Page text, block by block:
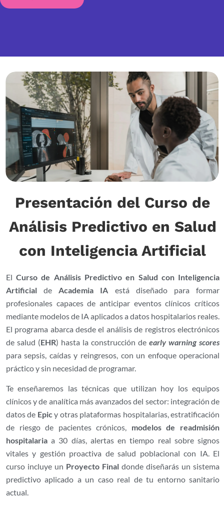
Presentación del Curso de
Análisis Predictivo en Salud
con Inteligencia Artificial
ElCurso de Análisis Predictivo en Salud con Inteligencia
Artificialde Academia IA está diseñado para formar
profesionales capaces de anticipar eventos clínicos críticos
mediante modelos de IA aplicados a datos hospitalarios reales.
El programa abarca desde el análisis de registros electrónicos
de salud (EHR) hasta la construcción deearly warning scores
para sepsis, caídas y reingresos, con un enfoque operacional
práctico y sin necesidad de programar.
Te enseñaremos las técnicas que utilizan hoy los equipos
clínicos y de analítica más avanzados del sector: integración de
datos de Epicy otras plataformas hospitalarias, estratificación
de riesgo de pacientes crónicos, modelos de readmisión
hospitalariaa 30 días, alertas en tiempo real sobre signos
vitales y gestión proactiva de salud poblacional con IA. El
curso incluye un Proyecto Final donde diseñarás un sistema
predictivo aplicado a un caso real de tu entorno sanitario
actual.